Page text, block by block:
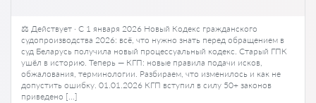
⚖️ Действует · С 1 января 2026 Новый Кодекс гражданского
судопроизводства 2026: всё, что нужно знать перед обращением в
суд Беларусь получила новый процессуальный кодекс. Старый ГПК
ушёл в историю. Теперь — КГП: новые правила подачи исков,
обжалования, терминологии. Разбираем, что изменилось и как не
допустить ошибку. 01.01.2026 КГП вступил в силу 50+ законов
приведено […]